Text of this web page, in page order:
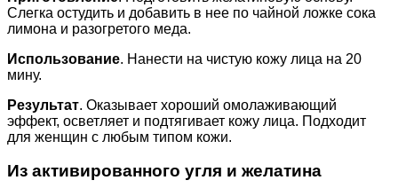
Слегка остудить и добавить в нее по чайной ложке сока
лимона и разогретого меда.
Использование. Нанести на чистую кожу лица на 20
мину.
Результат. Оказывает хороший омолаживающий
эффект, осветляет и подтягивает кожу лица. Подходит
для женщин с любым типом кожи.
Из активированного угля и желатина